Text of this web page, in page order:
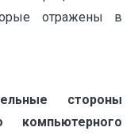
отражены в
стороны
компьютерного